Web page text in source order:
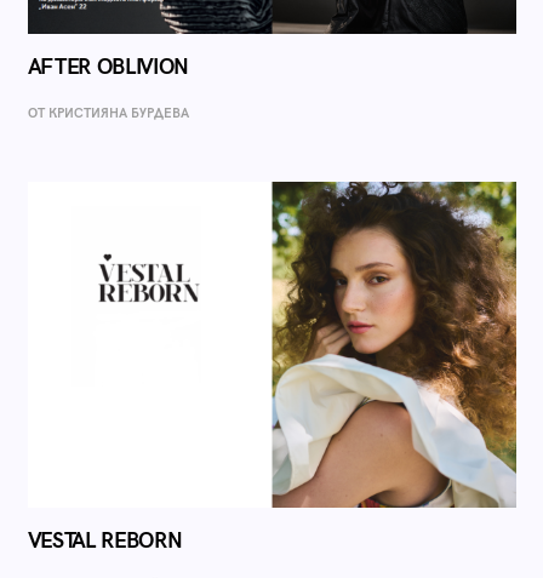
AFTER OBLIVION
ОТ КРИСТИЯНА БУРДЕВА
VESTAL REBORN